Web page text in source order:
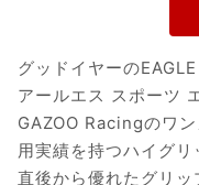
グッドイヤーの
アールエス スポーツ
GAZOO Racingのワ
用実績を持つハイグ
直後から優れたグリ